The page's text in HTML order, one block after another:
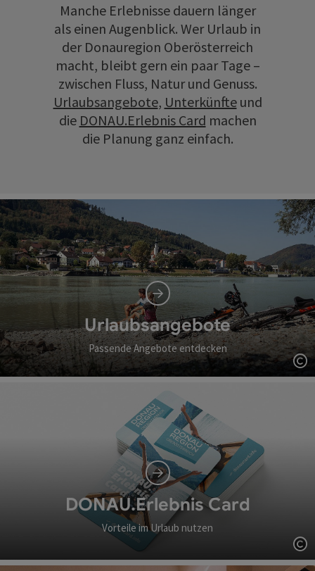
Manche Erlebnisse dauern länger
als einen Augenblick. Wer Urlaub in
der Donauregion Oberösterreich
macht, bleibt gern ein paar Tage –
zwischen Fluss, Natur und Genuss.
Urlaubsangebote, Unterkünfteund
die DONAU.Erlebnis Card machen
die Planung ganz einfach.
Urlaubsangebote
Passende Angebote entdecken
DONAU.Erlebnis Card
Vorteile im Urlaub nutzen